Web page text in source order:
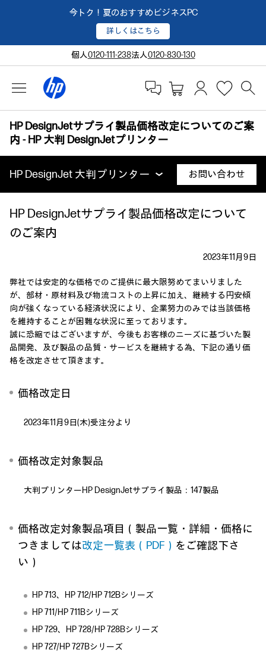
今トク！夏のおすすめビジネスPC
詳しくはこちら
個人0120-111-238法人0120-830-130
HP DesignJetサプライ製品価格改定についてのご案
内 ‐ HP 大判 DesignJetプリンター
HP DesignJet 大判プリンター お問い合わせ
HP DesignJetサプライ製品価格改定について
のご案内
2023年11月9日
弊社では安定的な価格でのご提供に最大限努めてまいりました
が、部材・原材料及び物流コストの上昇に加え、継続する円安傾
向が強くなっている経済状況により、企業努力のみでは当該価格
を維持することが困難な状況に至っております。
誠に恐縮ではございますが、今後もお客様のニーズに基づいた製
品開発、及び製品の品質・サービスを継続する為、下記の通り価
格を改定させて頂きます。
価格改定日
2023年11月9日(木)受注分より
価格改定対象製品
大判プリンターHP DesignJetサプライ製品：147製品
価格改定対象製品項目（製品一覧・詳細・価格に
つきましては改定一覧表（PDF） をご確認下さ
い）
HP 713、HP 712/HP 712Bシリーズ
HP 711/HP 711Bシリーズ
HP 729、HP 728/HP 728Bシリーズ
HP 727/HP 727Bシリーズ